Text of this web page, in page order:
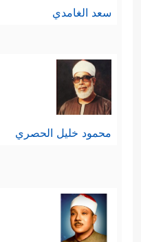
سعد الغامدي
محمود خليل الحصري